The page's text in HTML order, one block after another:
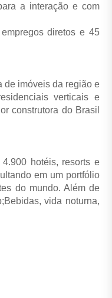
a interação e com
diretos e 45
de imóveis da região e
verticais e
construtora do Brasil
hotéis, resorts e
em um portfólio
do mundo. Além de
vida noturna,